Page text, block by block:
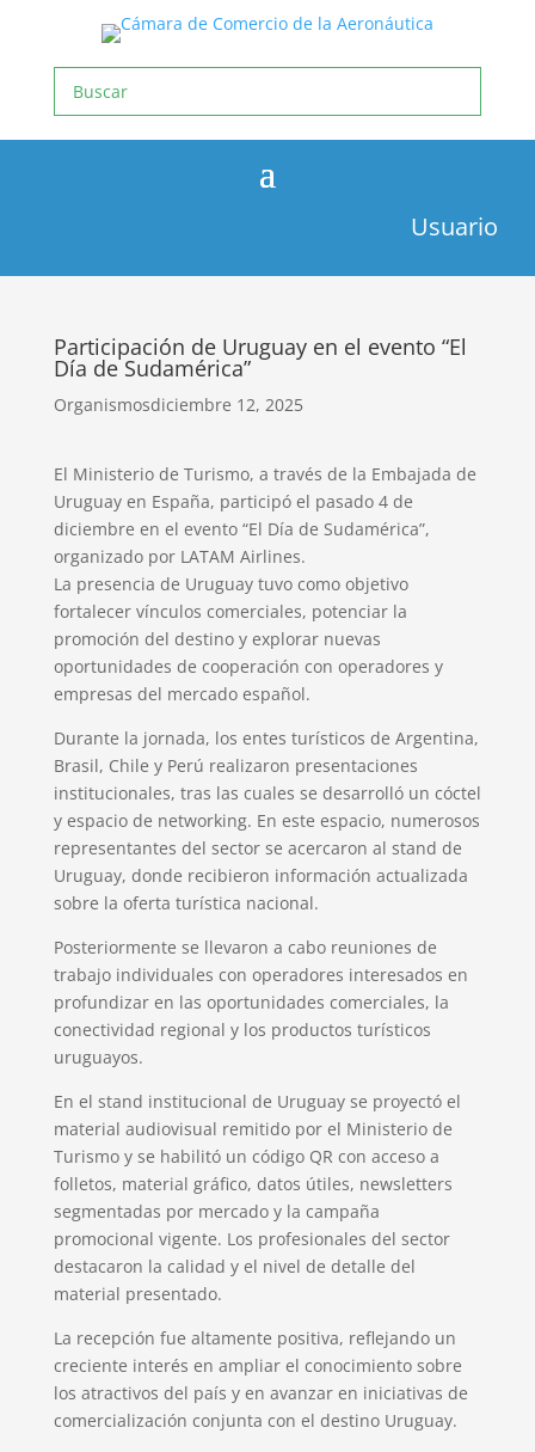
Usuario
Participación de Uruguay en el evento “El
Día de Sudamérica”
Organismosdiciembre 12, 2025
El Ministerio de Turismo, a través de la Embajada de
Uruguay en España, participó el pasado 4 de
diciembre en el evento “El Día de Sudamérica”,
organizado por LATAM Airlines.
La presencia de Uruguay tuvo como objetivo
fortalecer vínculos comerciales, potenciar la
promoción del destino y explorar nuevas
oportunidades de cooperación con operadores y
empresas del mercado español.
Durante la jornada, los entes turísticos de Argentina,
Brasil, Chile y Perú realizaron presentaciones
institucionales, tras las cuales se desarrolló un cóctel
y espacio de networking. En este espacio, numerosos
representantes del sector se acercaron al stand de
Uruguay, donde recibieron información actualizada
sobre la oferta turística nacional.
Posteriormente se llevaron a cabo reuniones de
trabajo individuales con operadores interesados en
profundizar en las oportunidades comerciales, la
conectividad regional y los productos turísticos
uruguayos.
En el stand institucional de Uruguay se proyectó el
material audiovisual remitido por el Ministerio de
Turismo y se habilitó un código QR con acceso a
folletos, material gráfico, datos útiles, newsletters
segmentadas por mercado y la campaña
promocional vigente. Los profesionales del sector
destacaron la calidad y el nivel de detalle del
material presentado.
La recepción fue altamente positiva, reflejando un
creciente interés en ampliar el conocimiento sobre
los atractivos del país y en avanzar en iniciativas de
comercialización conjunta con el destino Uruguay.